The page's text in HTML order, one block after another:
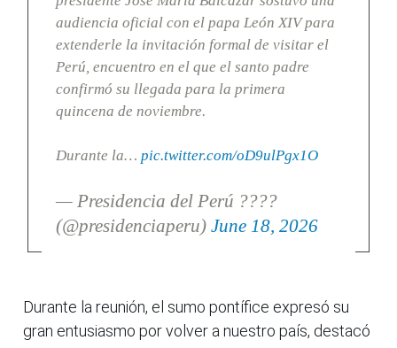
audiencia oficial con el papa León XIV para
extenderle la invitación formal de visitar el
Perú, encuentro en el que el santo padre
confirmó su llegada para la primera
quincena de noviembre.
Durante la… pic.twitter.com/oD9ulPgx1O
— Presidencia del Perú ????
(@presidenciaperu) June 18, 2026
Durante la reunión, el sumo pontífice expresó su
gran entusiasmo por volver a nuestro país, destacó